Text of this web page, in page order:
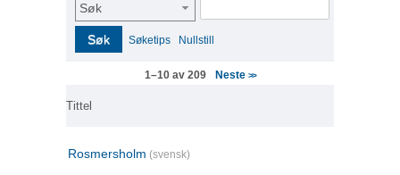
Søk
Søk Søketips Nullstill
1–10 av 209 Neste >>
Tittel
Rosmersholm (svensk)